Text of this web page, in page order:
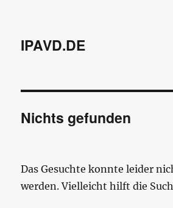
IPAVD.DE
Nichts gefunden
Das Gesuchte konnte leider
werden. Vielleicht hilft die